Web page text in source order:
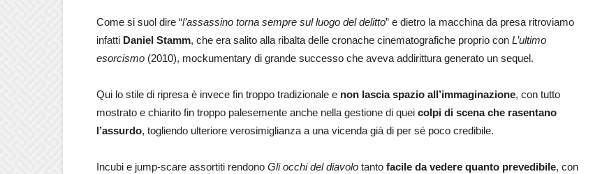
Come si suol dire “l’assassino torna sempre sul luogo del delitto” e dietro la macchina da presa ritroviamo
infatti Daniel Stamm, che era salito alla ribalta delle cronache cinematografiche proprio con L’ultimo
esorcismo (2010), mockumentary di grande successo che aveva addirittura generato un sequel.
Qui lo stile di ripresa è invece fin troppo tradizionale e non lascia spazio all’immaginazione, con tutto
mostrato e chiarito fin troppo palesemente anche nella gestione di quei colpi di scena che rasentano
l’assurdo, togliendo ulteriore verosimiglianza a una vicenda già di per sé poco credibile.
Incubi e jump-scare assortiti rendono Gli occhi del diavolo tanto facile da vedere quanto prevedibile, con